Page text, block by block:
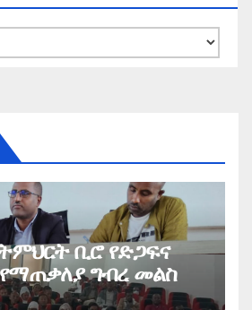
ቢሮ የድጋፍና
ግብረ መልስ